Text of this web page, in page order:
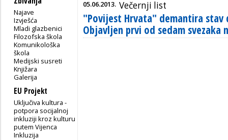
Najave
Izvješća
Mladi glazbenici
Filozofska škola
Komunikološka
škola
Medijski susreti
Knjižara
Galerija
EU Projekt
Uključiva kultura -
potpora socijalnoj
inkluziji kroz kulturu
putem Vijenca
Inkluzija
05.06.2013. Večernji list
"Povijest Hrvata" demantira stav
Objavljen prvi od sedam svezaka